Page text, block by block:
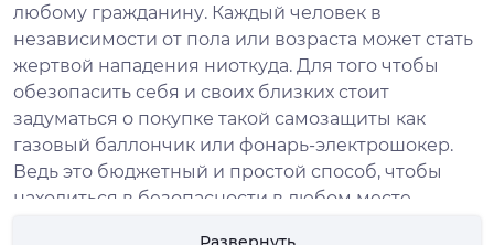
любому гражданину. Каждый человек в
независимости от пола или возраста может стать
жертвой нападения ниоткуда. Для того чтобы
обезопасить себя и своих близких стоит
задуматься о покупке такой самозащиты как
газовый баллончик или фонарь-электрошокер.
Ведь это бюджетный и простой способ, чтобы
находиться в безопасности в любом месте,